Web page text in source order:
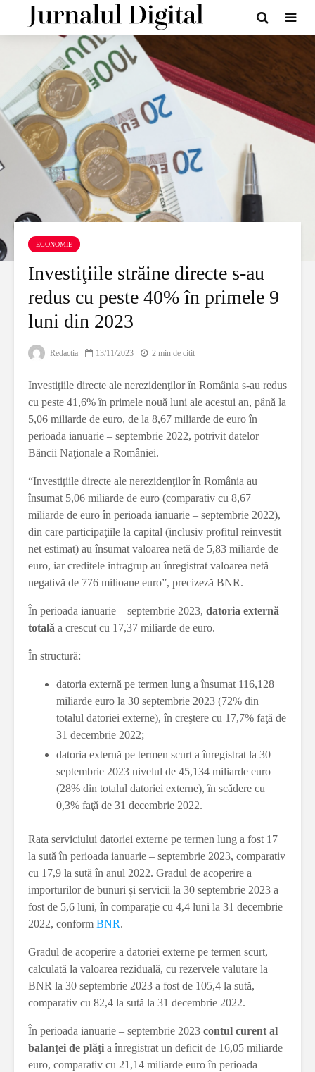
ECONOMIE
Investiţiile străine directe s-au
redus cu peste 40% în primele 9
luni din 2023
Redactia 13/11/2023 2 min de citit
Investiţiile directe ale nerezidenţilor în România s-au redus
cu peste 41,6% în primele nouă luni ale acestui an, până la
5,06 miliarde de euro, de la 8,67 miliarde de euro în
perioada ianuarie – septembrie 2022, potrivit datelor
Băncii Naţionale a României.
“Investiţiile directe ale nerezidenţilor în România au
însumat 5,06 miliarde de euro (comparativ cu 8,67
miliarde de euro în perioada ianuarie – septembrie 2022),
din care participaţiile la capital (inclusiv profitul reinvestit
net estimat) au însumat valoarea netă de 5,83 miliarde de
euro, iar creditele intragrup au înregistrat valoarea netă
negativă de 776 milioane euro”, precizeză BNR.
În perioada ianuarie – septembrie 2023, datoria externă
totală a crescut cu 17,37 miliarde de euro.
În structură:
datoria externă pe termen lung a însumat 116,128
miliarde euro la 30 septembrie 2023 (72% din
totalul datoriei externe), în creştere cu 17,7% faţă de
31 decembrie 2022;
datoria externă pe termen scurt a înregistrat la 30
septembrie 2023 nivelul de 45,134 miliarde euro
(28% din totalul datoriei externe), în scădere cu
0,3% faţă de 31 decembrie 2022.
Rata serviciului datoriei externe pe termen lung a fost 17
la sută în perioada ianuarie – septembrie 2023, comparativ
cu 17,9 la sută în anul 2022. Gradul de acoperire a
importurilor de bunuri și servicii la 30 septembrie 2023 a
fost de 5,6 luni, în comparație cu 4,4 luni la 31 decembrie
2022, conform BNR.
Gradul de acoperire a datoriei externe pe termen scurt,
calculată la valoarea reziduală, cu rezervele valutare la
BNR la 30 septembrie 2023 a fost de 105,4 la sută,
comparativ cu 82,4 la sută la 31 decembrie 2022.
În perioada ianuarie – septembrie 2023 contul curent al
balanţei de plăţi a înregistrat un deficit de 16,05 miliarde
euro, comparativ cu 21,14 miliarde euro în perioada